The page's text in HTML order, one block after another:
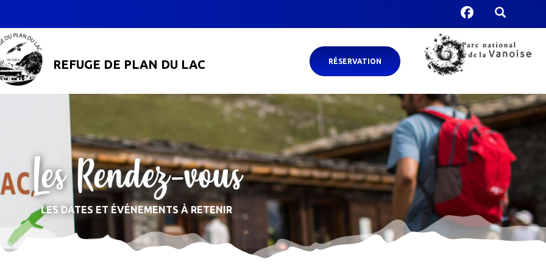
REFUGE DE PLAN DU LAC RÉSERVATION
Les Rendez-vous
LES DATES ET ÉVÉNEMENTS À RETENIR